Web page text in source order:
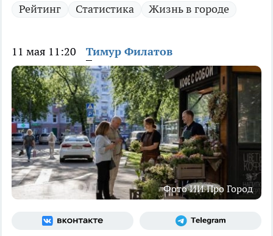
Рейтинг
Статистика Жизнь в городе
11 мая 11:20 Тимур Филатов
Фото ИИ Про Город